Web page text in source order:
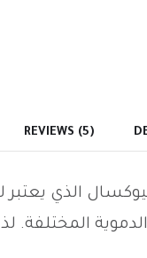
REVIEWS (5)
الذي
المختلفة.